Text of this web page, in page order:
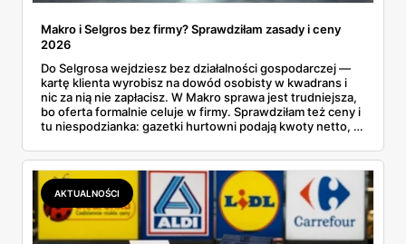
Makro i Selgros bez firmy? Sprawdziłam zasady i ceny
2026
Do Selgrosa wejdziesz bez działalności gospodarczej —
kartę klienta wyrobisz na dowód osobisty w kwadrans i
nic za nią nie zapłacisz. W Makro sprawa jest trudniejsza,
bo oferta formalnie celuje w firmy. Sprawdziłam też ceny i
tu niespodzianka: gazetki hurtowni podają kwoty netto, a
zawsze wygrywa — ta sama kawa ziarnista kosztuje w
Makro ponad dwa razy więcej niż w weekendowej
promocji dyskontu.
AKTUALNOŚCI